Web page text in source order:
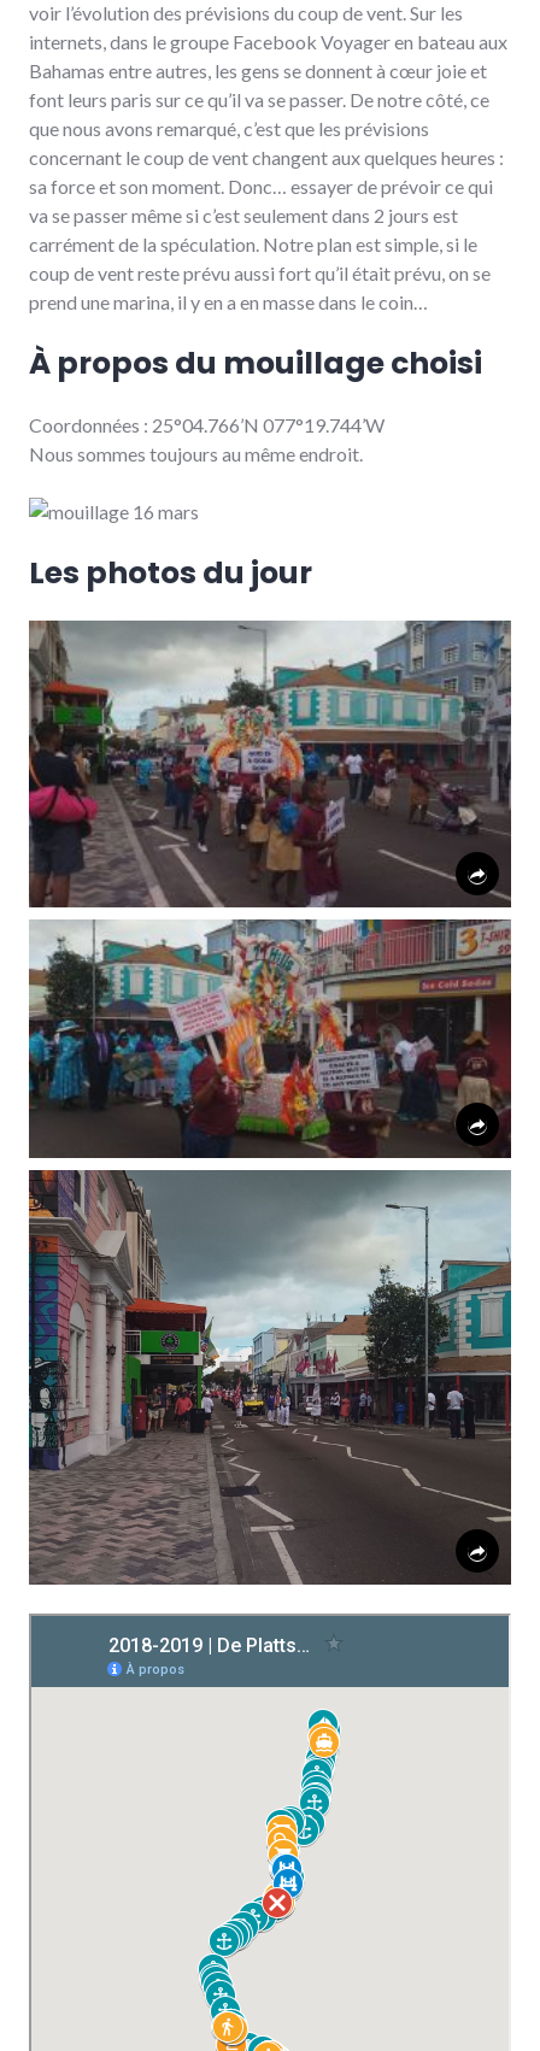
voir l’évolution des prévisions du coup de vent. Sur les
internets, dans le groupe Facebook Voyager en bateau aux
Bahamas entre autres, les gens se donnent à cœur joie et
font leurs paris sur ce qu’il va se passer. De notre côté, ce
que nous avons remarqué, c’est que les prévisions
concernant le coup de vent changent aux quelques heures :
sa force et son moment. Donc… essayer de prévoir ce qui
va se passer même si c’est seulement dans 2 jours est
carrément de la spéculation. Notre plan est simple, si le
coup de vent reste prévu aussi fort qu’il était prévu, on se
prend une marina, il y en a en masse dans le coin…
À propos du mouillage choisi
Coordonnées : 25°04.766’N 077°19.744’W
Nous sommes toujours au même endroit.
Les photos du jour